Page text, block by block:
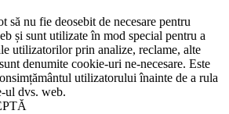
să nu fie deosebit de necesare pentru
și sunt utilizate în mod special pentru a
utilizatorilor prin analize, reclame, alte
denumite cookie-uri ne-necesare. Este
utilizatorului înainte de a rula
ul dvs. web.